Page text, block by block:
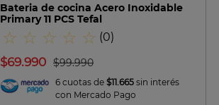
Bateria de cocina Acero Inoxidable
Primary 11 PCS Tefal
☆ ☆ ☆ ☆ ☆ (0)
$99.990
$69.990
6 cuotas de $11.665 sin interés
con Mercado Pago